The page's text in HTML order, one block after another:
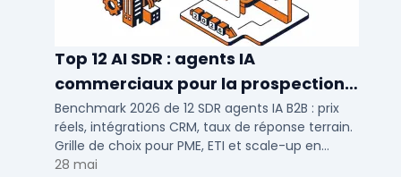
Top 12 AI SDR : agents IA
commerciaux pour la prospection
2026
Benchmark 2026 de 12 SDR agents IA B2B : prix
réels, intégrations CRM, taux de réponse terrain.
Grille de choix pour PME, ETI et scale-up en
prospection automatisée.
28 mai